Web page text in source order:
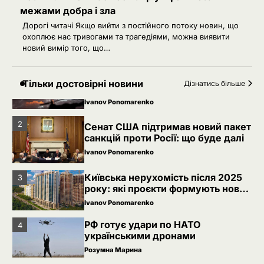
межами добра і зла
Дорогі читачі Якщо вийти з постійного потоку новин, що
охоплює нас тривогами та трагедіями, можна виявити
новий вимір того, що…
Тільки достовірні новини Дізнатись більше
РФ знеструмила Херсон: коли
повернуть світло в оселі
Розумна Марина
над військовою базою Німеччини,
де ремонтують Patriot
Ivanov Ponomarenko
2
Сенат США підтримав новий пакет
санкцій проти Росії: що буде далі
Ivanov Ponomarenko
3
Київська нерухомість після 2025
року: які проєкти формують новий
вигляд столиці
Ivanov Ponomarenko
4
РФ готує удари по НАТО
українськими дронами
Розумна Марина